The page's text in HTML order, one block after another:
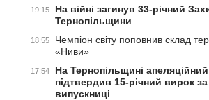
19:15
На війні загинув 33-річний
Тернопільщини
18:55
Чемпіон світу поповнив склад
«Ниви»
17:54
На Тернопільщині
підтвердив 15-річний вирок
випускниці